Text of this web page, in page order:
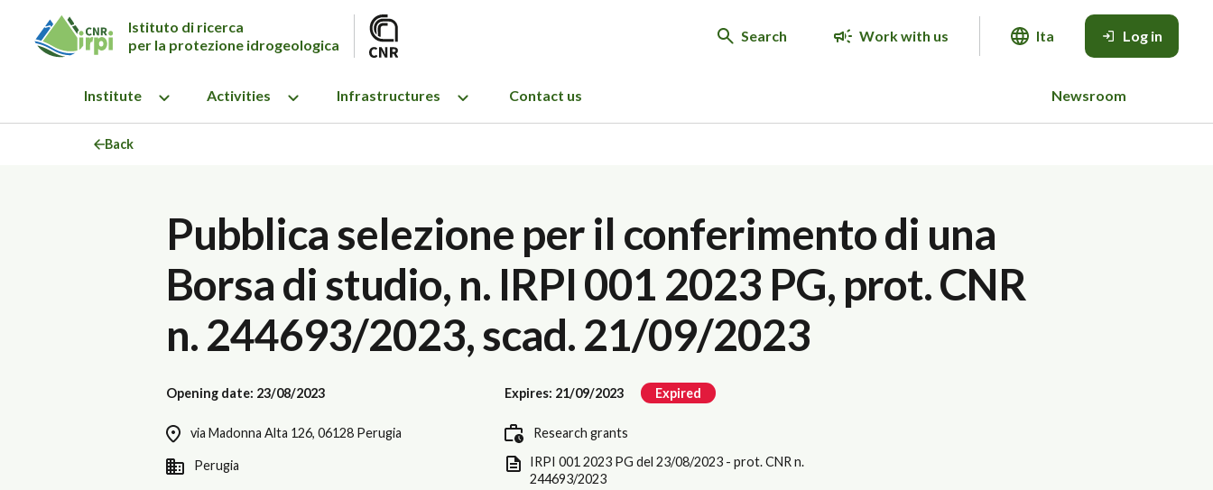
Istituto di ricerca
per la protezione idrogeologica
Search Work with us Ita Log in
Institute Activities Infrastructures Contact us Newsroom
Back
Pubblica selezione per il conferimento di una
Borsa di studio, n. IRPI 001 2023 PG, prot. CNR
n. 244693/2023, scad. 21/09/2023
Opening date: 23/08/2023 Expires: 21/09/2023 Expired
via Madonna Alta 126, 06128 Perugia
Perugia
Research grants
IRPI 001 2023 PG del 23/08/2023 - prot. CNR n.
244693/2023